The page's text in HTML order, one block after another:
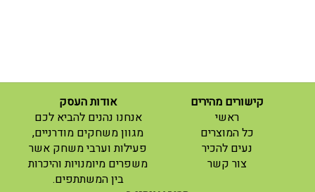
קישורים מהירים
ראשי
(current)
כל המוצרים
נעים להכיר
צור קשר
(current)
אודות העסק
אנחנו נהנים להביא לכם
מגוון משחקים מודרניים,
פעילות וערבי משחק אשר
משפרים מיומנויות והיכרות
בין המשתתפים.